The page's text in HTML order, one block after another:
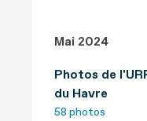
Mai 2024
Photos de
du Havre
58 photos